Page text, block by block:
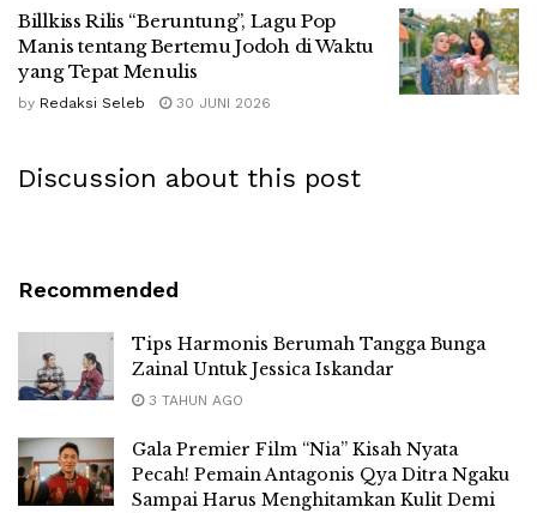
Billkiss Rilis “Beruntung”, Lagu Pop
Manis tentang Bertemu Jodoh di Waktu
yang Tepat Menulis
by Redaksi Seleb 30 JUNI 2026
Discussion about this post
Recommended
Tips Harmonis Berumah Tangga Bunga
Zainal Untuk Jessica Iskandar
3 TAHUN AGO
Gala Premier Film “Nia” Kisah Nyata
Pecah! Pemain Antagonis Qya Ditra Ngaku
Sampai Harus Menghitamkan Kulit Demi